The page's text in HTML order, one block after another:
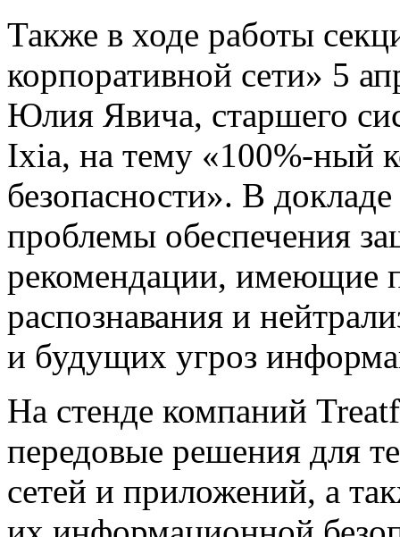
Также в ходе работы
корпоративной сети» 5
Юлия Явича, старшего
Ixia, на тему «100%-ный
безопасности». В
проблемы обеспечения
рекомендации, имеющие
распознавания и
и будущих угроз
На стенде компаний
передовые решения для
сетей и приложений, а